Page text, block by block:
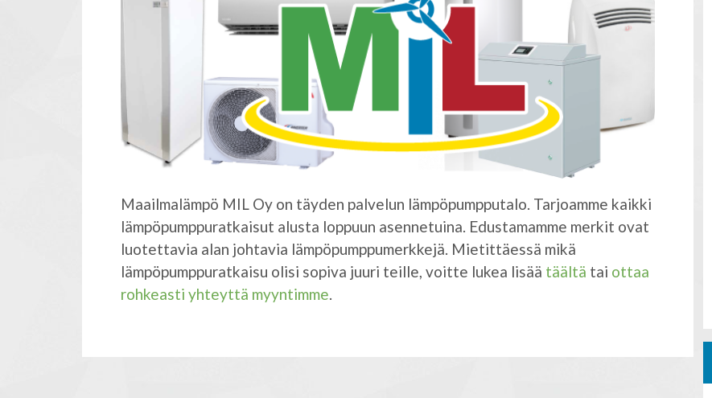
Maailmalämpö MIL Oy on täyden palvelun lämpöpumpputalo. Tarjoamme kaikki
lämpöpumppuratkaisut alusta loppuun asennetuina. Edustamamme merkit ovat
luotettavia alan johtavia lämpöpumppumerkkejä. Mietittäessä mikä
lämpöpumppuratkaisu olisi sopiva juuri teille, voitte lukea lisää täältä tai ottaa
rohkeasti yhteyttä myyntimme.